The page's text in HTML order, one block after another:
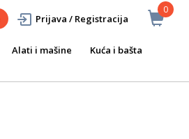
0
Prijava / Registracija
Alati i mašine
Kuća i bašta